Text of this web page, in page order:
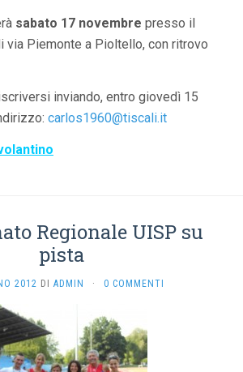
sabato 17 novembre presso il
via Piemonte a Pioltello, con ritrovo
inviando, entro giovedì 15
carlos1960@tiscali.it
Regionale UISP su
pista
2012 DI ADMIN · 0 COMMENTI